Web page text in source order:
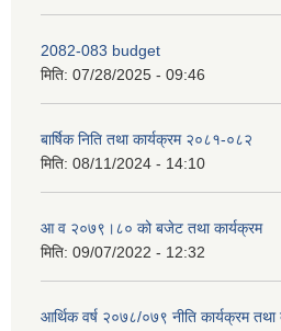
2082-083 budget
मिति: 07/28/2025 - 09:46
बार्षिक निति तथा कार्यक्रम २०८१-०८२
मिति: 08/11/2024 - 14:10
आ व २०७९।८० को बजेट तथा कार्यक्रम
मिति: 09/07/2022 - 12:32
आर्थिक वर्ष २०७८/०७९ नीति कार्यक्रम